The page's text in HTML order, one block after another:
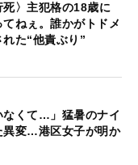
死〉主犯格の18歳に
ねぇ。誰かがトドメ
た“他責ぶり”
なくて…」猛暑のナイ
異変…港区女子が明か